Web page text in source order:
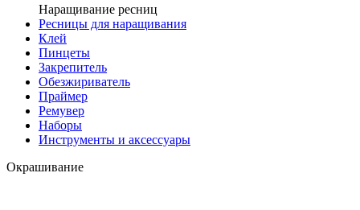
Наращивание ресниц
Ресницы для наращивания
Клей
Пинцеты
Закрепитель
Обезжириватель
Праймер
Ремувер
Наборы
Инструменты и аксессуары
Окрашивание